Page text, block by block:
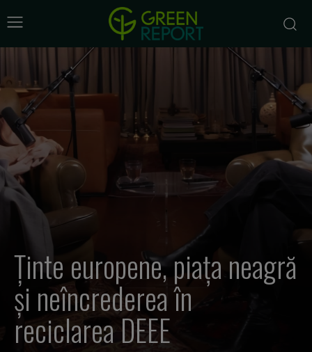
Ținte europene, piața neagră
și neîncrederea în
reciclarea DEEE